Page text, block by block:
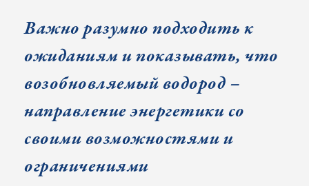
Важно разумно подходить к
ожиданиям и показывать, что
возобновляемый водород –
направление энергетики со
своими возможностями и
ограничениями